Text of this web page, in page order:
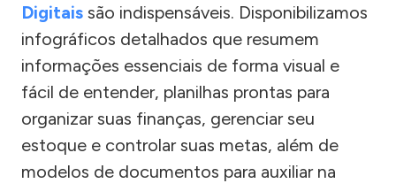
Digitais são indispensáveis. Disponibilizamos
infográficos detalhados que resumem
informações essenciais de forma visual e
fácil de entender, planilhas prontas para
organizar suas finanças, gerenciar seu
estoque e controlar suas metas, além de
modelos de documentos para auxiliar na